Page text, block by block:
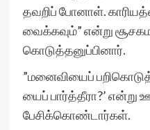
தவறிப் போனாள்.
வைக்கவும்” என்று
கொடுத்தனுப்பினார்.
”மனைவியைப்
யைப் பார்த்தீரா?’ என்று
பேசிக்கொண்டார்கள்.